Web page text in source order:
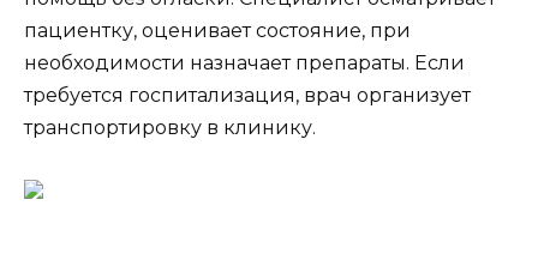
пациентку, оценивает состояние, при
необходимости назначает препараты. Если
требуется госпитализация, врач организует
транспортировку в клинику.